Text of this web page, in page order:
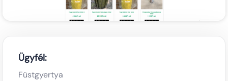
Ügyfél:
Füstgyertya